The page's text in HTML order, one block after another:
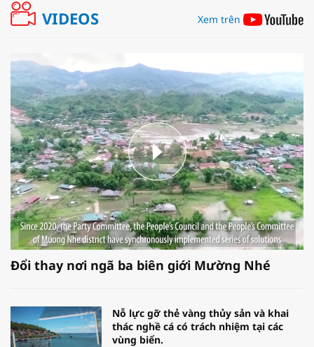
VIDEOS Xem trên
Đổi thay nơi ngã ba biên giới Mường Nhé
Nỗ lực gỡ thẻ vàng thủy sản và khai
thác nghề cá có trách nhiệm tại các
vùng biển.